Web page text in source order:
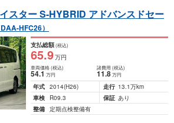
スター S-HYBRID アドバンスドセー
DAA-HFC26）
支払総額(税込)
65.9万円
車両価格(税込)
54.1万円
諸費用 (税込)
11.8 万円
年式 2014(H26) 走行 13.1万km
車検
R09.3 保証 あり
整備 定期点検整備有